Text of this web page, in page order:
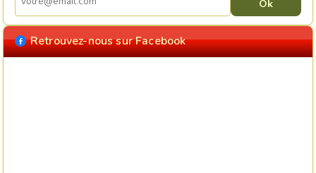
Retrouvez-nous sur Facebook